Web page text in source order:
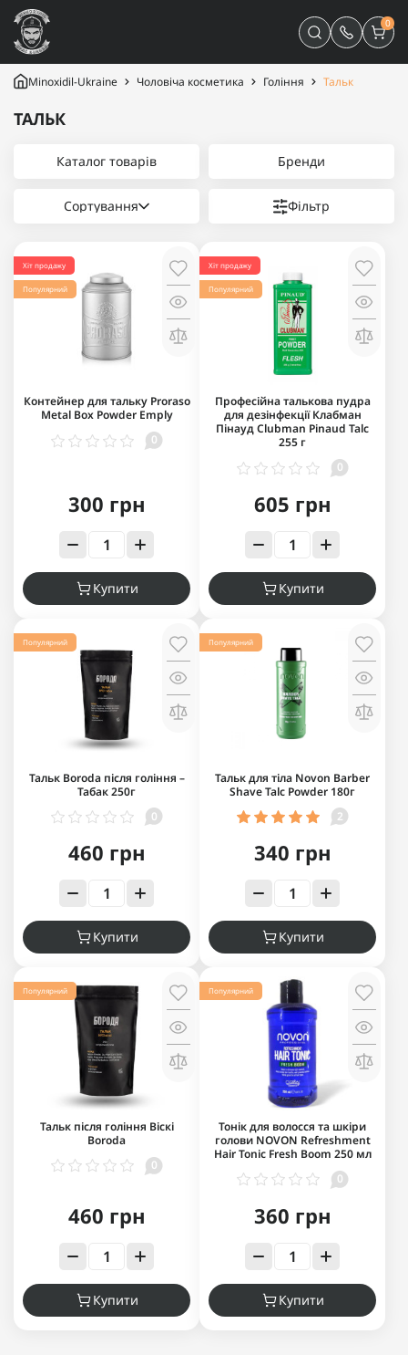
0
Minoxidil-Ukraine Чоловіча косметика Гоління Тальк
ТАЛЬК
Каталог товарів Бренди
Сортування Фільтр
Хіт продажу
Популярний
Контейнер для тальку Proraso
Metal Box Powder Emply
0
300 грн
Купити
Хіт продажу
Популярний
Професійна талькова пудра
для дезінфекції Клабман
Пінауд Clubman Pinaud Talc
255 г
0
605 грн
Купити
Популярний
Тальк Boroda після гоління –
Табак 250г
0
460 грн
Купити
Популярний
Тальк для тіла Novon Barber
Shave Talc Powder 180г
2
340 грн
Купити
Популярний
Тальк після гоління Віскі
Boroda
0
460 грн
Купити
Популярний
Тонік для волосся та шкіри
голови NOVON Refreshment
Hair Tonic Fresh Boom 250 мл
0
360 грн
Купити